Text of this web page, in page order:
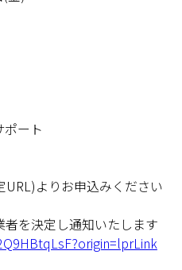
ート
よりお申込みください
を決定し通知いたします